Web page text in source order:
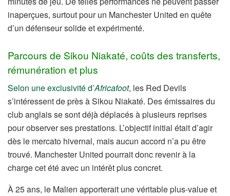
inaperçues, surtout pour un Manchester United en quête
d’un défenseur solide et expérimenté.
Parcours de Sikou Niakaté, coûts des transferts,
rémunération et plus
Selon une exclusivité d’Africafoot, les Red Devils
s’intéressent de près à Sikou Niakaté. Des émissaires du
club anglais se sont déjà déplacés à plusieurs reprises
pour observer ses prestations. L’objectif initial était d’agir
dès le mercato hivernal, mais aucun accord n’a pu être
trouvé. Manchester United pourrait donc revenir à la
charge cet été avec un intérêt plus concret.
À 25 ans, le Malien apporterait une véritable plus-value et